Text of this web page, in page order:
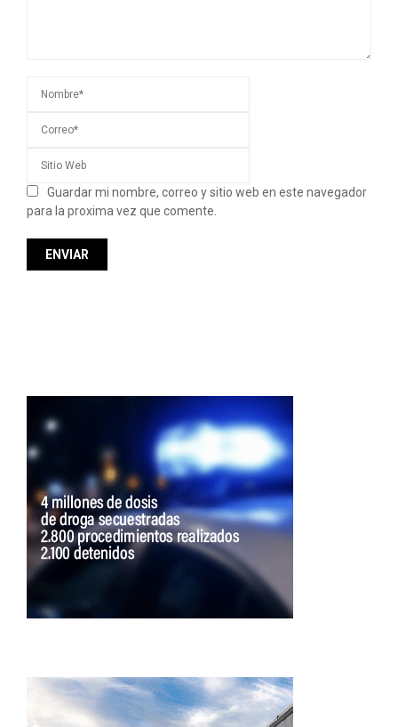
Guardar mi nombre, correo y sitio web en este navegador
para la proxima vez que comente.